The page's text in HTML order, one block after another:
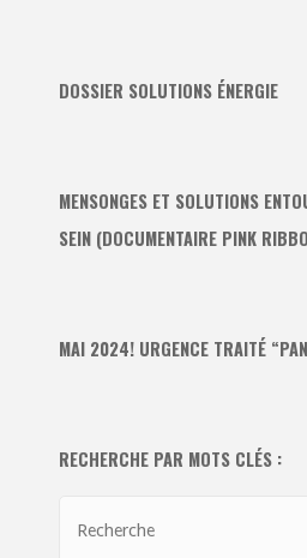
DOSSIER SOLUTIONS ÉNERGIE
MENSONGES ET SOLUTIONS
SEIN (DOCUMENTAIRE PINK
MAI 2024! URGENCE TRAITÉ
RECHERCHE PAR MOTS CLÉS :